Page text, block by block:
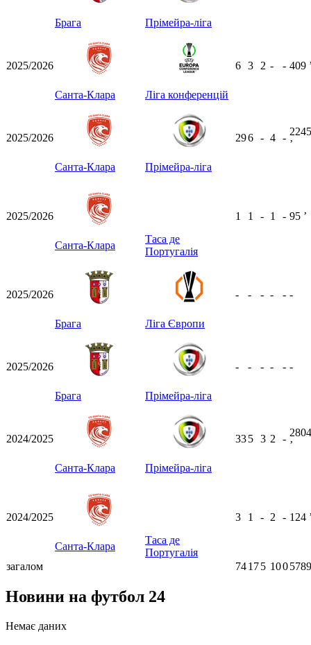
Брага Прімейра-ліга
2025/2026
Санта-Клара Ліга конференцій
6 3 2 - - 409
2025/2026
Санта-Клара Прімейра-ліга
296 - 4 -
2245
ʼ
2025/2026
Санта-Клара
Таса де
Португалія
1 1 - 1 - 95 ʼ
2025/2026
Брага Ліга Європи
- - - - - -
2025/2026
Брага Прімейра-ліга
- - - - - -
2024/2025
Санта-Клара Прімейра-ліга
335 3 2 -
2804
ʼ
2024/2025
Санта-Клара
Таса де
Португалія
3 1 - 2 - 124
загалом 74175 100
Новини на футбол 24
Немає даних